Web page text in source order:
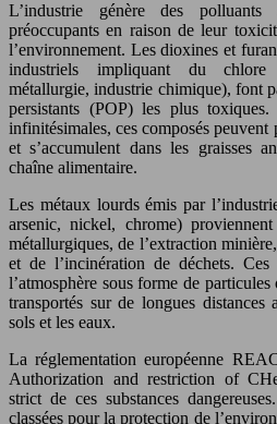
L’industrie génère des polluants
préoccupants en raison de leur
l’environnement. Les dioxines et
industriels impliquant du chlore
métallurgie, industrie chimique), font
persistants (POP) les plus
infinitésimales, ces composés
et s’accumulent dans les graisses
chaîne alimentaire.
Les métaux lourds émis par
arsenic, nickel, chrome)
métallurgiques, de l’extraction
et de l’incinération de déchets. Ces
l’atmosphère sous forme de
transportés sur de longues distances
sols et les eaux.
La réglementation européenne
Authorization and restriction of
strict de ces substances
classées pour la protection de